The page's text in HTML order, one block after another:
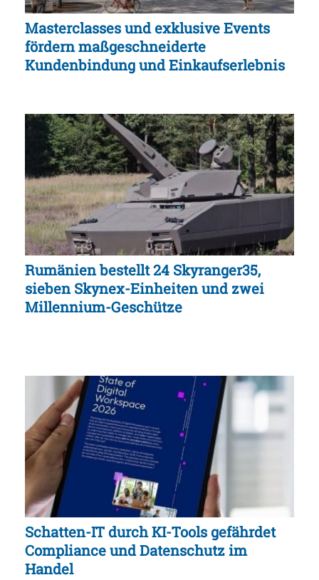
Masterclasses und exklusive Events
fördern maßgeschneiderte
Kundenbindung und Einkaufserlebnis
Rumänien bestellt 24 Skyranger35,
sieben Skynex-Einheiten und zwei
Millennium-Geschütze
Schatten-IT durch KI-Tools gefährdet
Compliance und Datenschutz im
Handel